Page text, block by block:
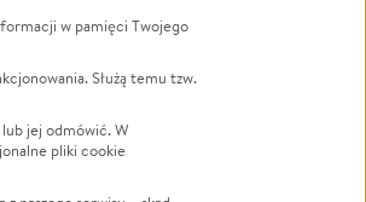
LGBTQ+
Powódź
Wichura
w pamięci Twojego
Służą temu tzw.
jej odmówić. W
pliki cookie